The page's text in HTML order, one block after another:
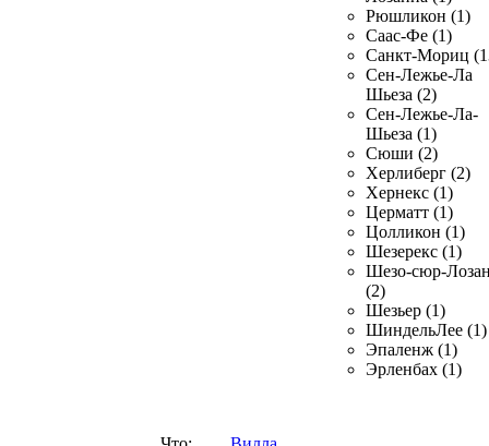
Рюшликон (1)
Саас-Фе (1)
Санкт-Мориц
Сен-Лежье-Ла
Шьеза (2)
Сен-Лежье-Ла-
Шьеза (1)
Сюши (2)
Херлиберг (2)
Хернекс (1)
Церматт (1)
Цолликон (1)
Шезерекс (1)
Шезо-сюр-
(2)
Шезьер (1)
ШиндельЛее (1)
Эпаленж (1)
Эрленбах (1)